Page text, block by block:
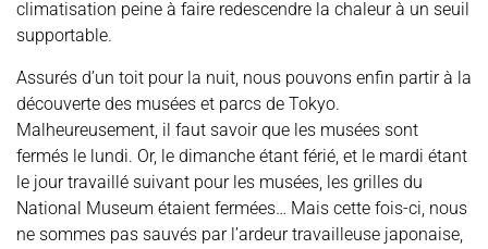
climatisation peine à faire redescendre la chaleur à un seuil
supportable.
Assurés d’un toit pour la nuit, nous pouvons enfin partir à la
découverte des musées et parcs de Tokyo.
Malheureusement, il faut savoir que les musées sont
fermés le lundi. Or, le dimanche étant férié, et le mardi étant
le jour travaillé suivant pour les musées, les grilles du
National Museum étaient fermées… Mais cette fois-ci, nous
ne sommes pas sauvés par l’ardeur travailleuse japonaise,